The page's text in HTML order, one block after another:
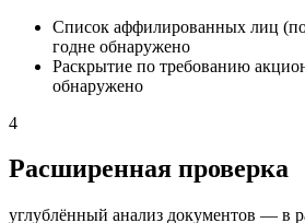
Список аффилированных лиц
годне обнаружено
Раскрытие по требованию
обнаружено
4
Расширенная проверка
углублённый анализ документов — в